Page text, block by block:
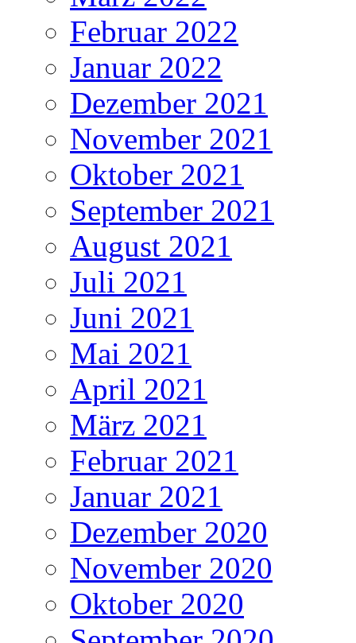
Februar 2022
Januar 2022
Dezember 2021
November 2021
Oktober 2021
September 2021
August 2021
Juli 2021
Juni 2021
Mai 2021
April 2021
März 2021
Februar 2021
Januar 2021
Dezember 2020
November 2020
Oktober 2020